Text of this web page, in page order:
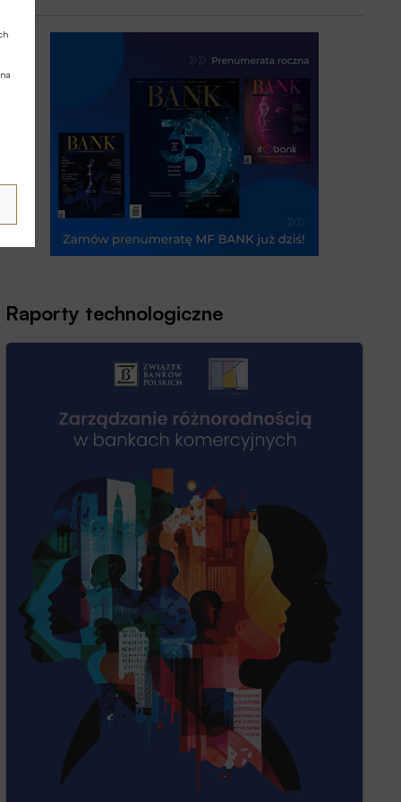
Raporty technologiczne